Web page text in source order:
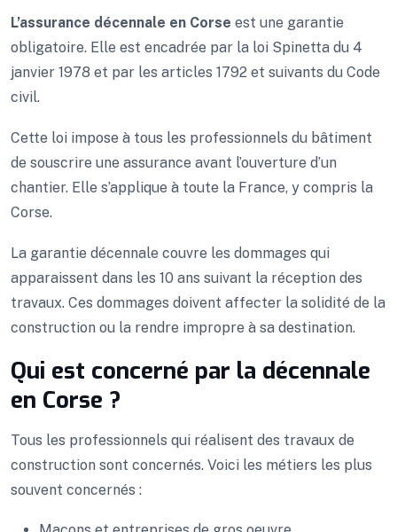
L’assurance décennale en Corse est une garantie
obligatoire. Elle est encadrée par la loi Spinetta du 4
janvier 1978 et par les articles 1792 et suivants du Code
civil.
Cette loi impose à tous les professionnels du bâtiment
de souscrire une assurance avant l’ouverture d’un
chantier. Elle s’applique à toute la France, y compris la
Corse.
La garantie décennale couvre les dommages qui
apparaissent dans les 10 ans suivant la réception des
travaux. Ces dommages doivent affecter la solidité de la
construction ou la rendre impropre à sa destination.
Qui est concerné par la décennale
en Corse ?
Tous les professionnels qui réalisent des travaux de
construction sont concernés. Voici les métiers les plus
souvent concernés :